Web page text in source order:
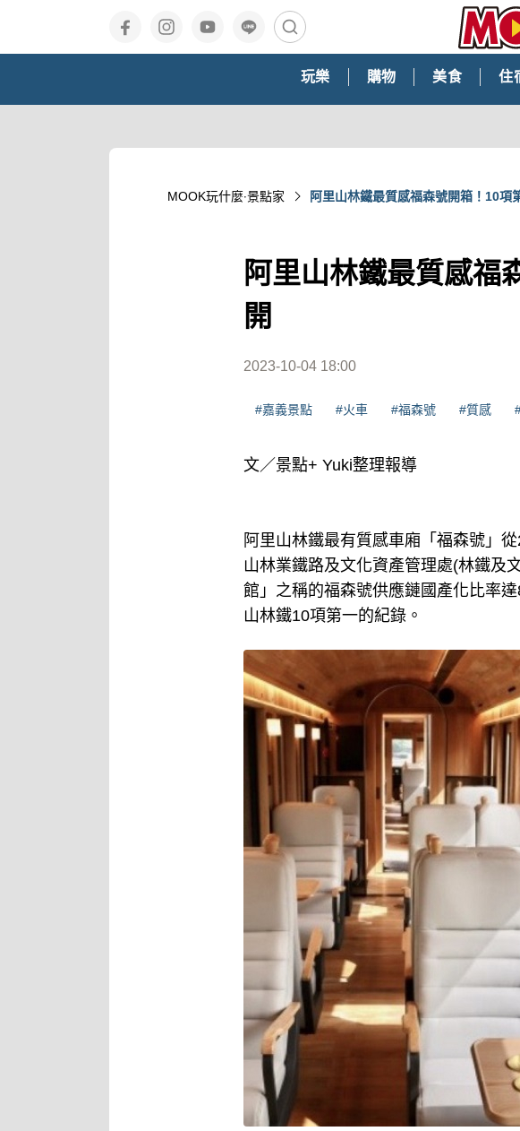
玩樂 購物 美食 住
MOOK玩什麼‧景點家 阿里山林鐵最質感福森號開箱！10項
阿里山林鐵最質感福
開
2023-10-04 18:00
#嘉義景點 #火車 #福森號 #質感
文／景點+ Yuki整理報導
阿里山林鐵最有質感車廂「福森號」
山林業鐵路及文化資產管理處(林鐵及
館」之稱的福森號供應鏈國產化比率
山林鐵10項第一的紀錄。